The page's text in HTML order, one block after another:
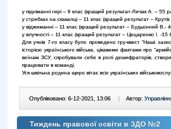
у підніманні гирі – 9 клас (кращий результат-Личак А. – 55
у стрибках на скакалці – 11 клас (кращий результат –
у віджиманні – 11 клас (кращий результат – Будьонний В.-
у влучності – 11 клас (кращий результат – Цецаренко І. -15
Для учнів 7-го класу було проведено гру-квест “Наші
історією українського війська, цікавими фактами про
воїнам ЗСУ, спробували себе в ролі дешифраторів,
працювати в команді.
Уся шкільна родина щиро вітає всіх українських
Опубліковано: 6-12-2021, 13:06 | Автор:
Тиждень правової освіти в ЗДО №2